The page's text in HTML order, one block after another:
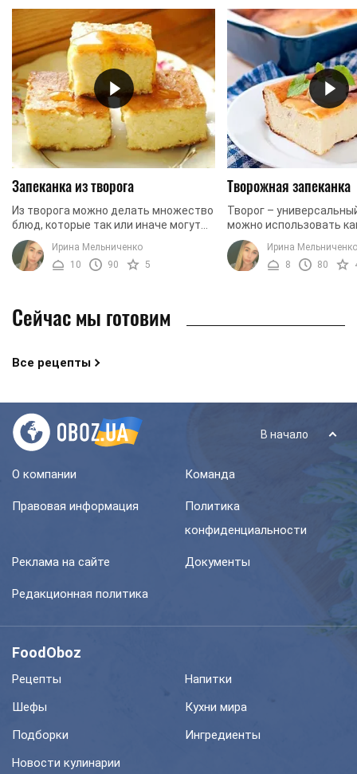
Запеканка из творога
Из творога можно делать множество
блюд, которые так или иначе могут
понравиться даже не особым
любителям молочной продукции.
Употребление этого ...
Ирина Мельниченко
10
90 5
Творожная запеканка
Творог –
можно использовать
так и в соленых
употреблять творог
естественном ...
Ирина Мельниченко
8
80
Сейчас мы готовим
Все рецепты
В начало
О компании Команда
Правовая информация
Политика
конфиденциальности
Реклама на сайте Документы
Редакционная политика
FoodOboz
Рецепты
Напитки
Шефы
Кухни мира
Подборки
Ингредиенты
Новости кулинарии